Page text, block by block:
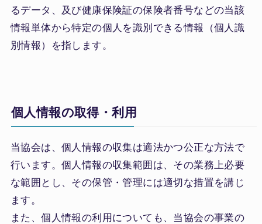
るデータ、及び健康保険証の保険者番号などの当該
情報単体から特定の個人を識別できる情報（個人識
別情報）を指します。
個人情報の取得・利用
当協会は、個人情報の収集は適法かつ公正な方法で
行います。個人情報の収集範囲は、その業務上必要
な範囲とし、その保管・管理には適切な措置を講じ
ます。
また、個人情報の利用についても、当協会の事業の